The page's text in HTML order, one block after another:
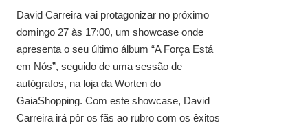
David Carreira vai protagonizar no próximo
domingo 27 às 17:00, um showcase onde
apresenta o seu último álbum “A Força Está
em Nós”, seguido de uma sessão de
autógrafos, na loja da Worten do
GaiaShopping. Com este showcase, David
Carreira irá pôr os fãs ao rubro com os êxitos